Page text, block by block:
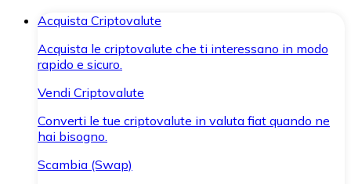
Acquista Criptovalute
Acquista le criptovalute che ti interessano in modo
rapido e sicuro.
Vendi Criptovalute
Converti le tue criptovalute in valuta fiat quando ne
hai bisogno.
Scambia (Swap)